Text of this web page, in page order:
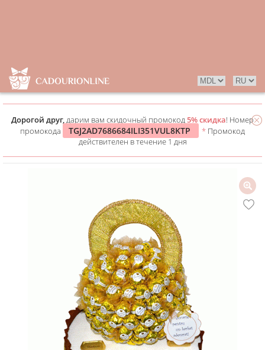
Дорогой друг,дарим вам скидочный промокод5% скидка! Номер
промокода
TGJ2AD7686684ILI351VUL8KTP * Промокод
действителен в течение 1 дня